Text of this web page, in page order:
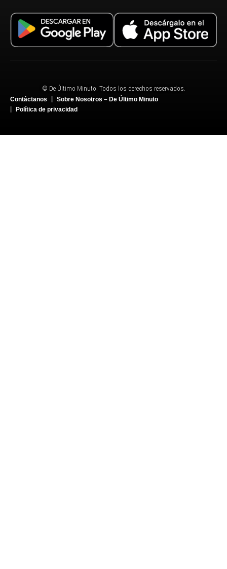
© De Último Minuto. Todos los derechos reservados.
Contáctanos
Sobre Nosotros – De Último Minuto
Política de privacidad